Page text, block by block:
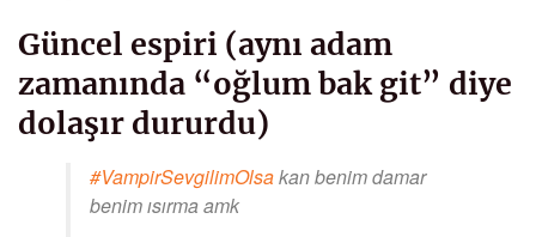
Güncel espiri (aynı adam
zamanında “oğlum bak git” diye
dolaşır dururdu)
#VampirSevgilimOlsakan benim damar
benim ısırma amk